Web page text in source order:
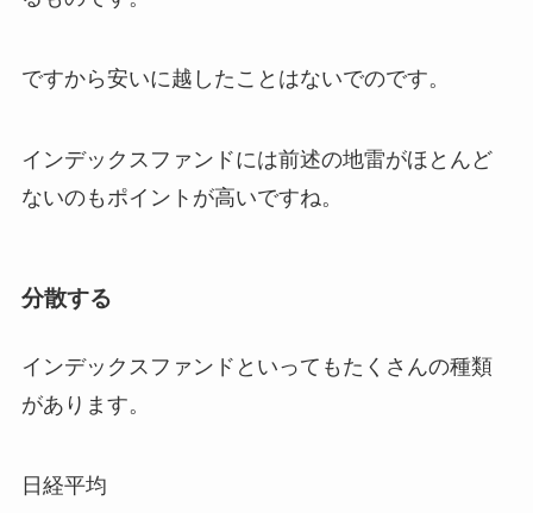
ですから安いに越したことはないでのです。
インデックスファンドには前述の地雷がほとんど
ないのもポイントが高いですね。
分散する
インデックスファンドといってもたくさんの種類
があります。
日経平均